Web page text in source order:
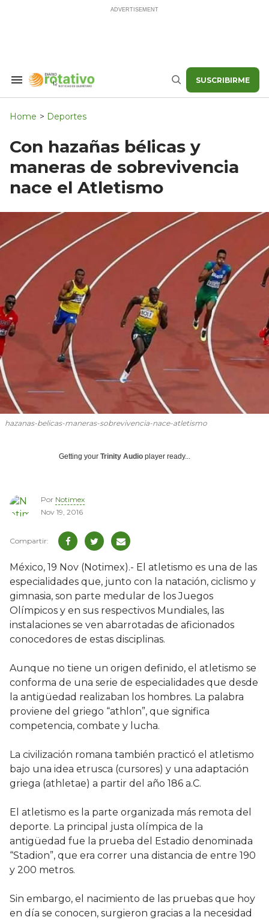
Search
Navigation
Buscar SUSCRIBIRME
Home > Deportes
Con hazañas bélicas y
maneras de sobrevivencia
nace el Atletismo
hazanas-belicas-maneras-sobrevivencia-nace-atletismo
Getting your Trinity Audio player ready...
Por Notimex
Nov 19, 2016
México, 19 Nov (Notimex).- El atletismo es una de las
especialidades que, junto con la natación, ciclismo y
gimnasia, son parte medular de los Juegos
Olímpicos y en sus respectivos Mundiales, las
instalaciones se ven abarrotadas de aficionados
conocedores de estas disciplinas.
Aunque no tiene un origen definido, el atletismo se
conforma de una serie de especialidades que desde
la antigüedad realizaban los hombres. La palabra
proviene del griego “athlon”, que significa
competencia, combate y lucha.
La civilización romana también practicó el atletismo
bajo una idea etrusca (cursores) y una adaptación
griega (athletae) a partir del año 186 a.C.
El atletismo es la parte organizada más remota del
deporte. La principal justa olímpica de la
antigüedad fue la prueba del Estadio denominada
“Stadion”, que era correr una distancia de entre 190
y 200 metros.
Sin embargo, el nacimiento de las pruebas que hoy
en día se conocen, surgieron gracias a la necesidad